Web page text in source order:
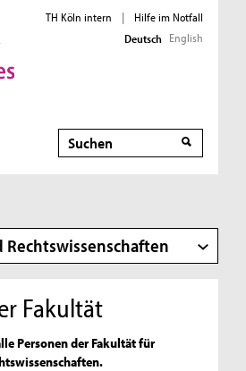
TH Köln intern |
Hilfe im Notfall
Deutsch English
Suche
Suche
Fakultät
Personen der Fakultät für